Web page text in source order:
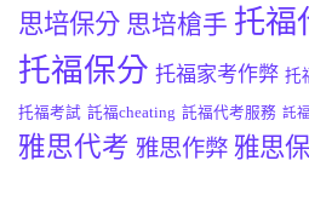
思培保分 思培槍手 托福
托福保分 托福家考作弊 托
托福考試 託福cheating 託福代考服務 託
雅思代考 雅思作弊 雅思